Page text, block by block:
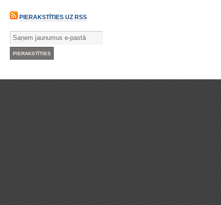
PIERAKSTĪTIES UZ RSS